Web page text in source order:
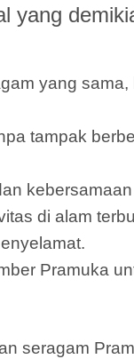
yang
yang
tampak
di alam
Pramuka
seragam